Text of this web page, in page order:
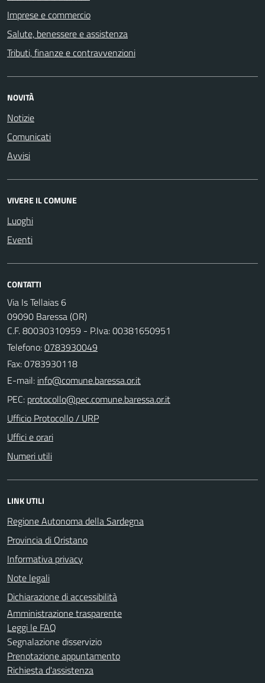
Imprese e commercio
Salute, benessere e assistenza
Tributi, finanze e contravvenzioni
NOVITÀ
Notizie
Comunicati
Avvisi
VIVERE IL COMUNE
Luoghi
Eventi
CONTATTI
Via Is Tellaias 6
09090 Baressa (OR)
C.F. 80030310959 - P.Iva: 00381650951
Telefono:0783930049
Fax: 0783930118
E-mail:
PEC:
Ufficio Protocollo / URP
Uffici e orari
Numeri utili
LINK UTILI
Regione Autonoma della Sardegna
Provincia di Oristano
Informativa privacy
Note legali
Dichiarazione di accessibilità
Amministrazione trasparente
Leggi le FAQ
Segnalazione disservizio
Prenotazione appuntamento
Richiesta d'assistenza